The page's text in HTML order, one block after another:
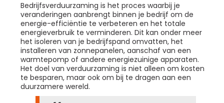
Bedrijfsverduurzaming is het proces waarbij je
veranderingen aanbrengt binnen je bedrijf om de
energie-efficiëntie te verbeteren en het totale
energieverbruik te verminderen. Dit kan onder meer
het isoleren van je bedrijfspand omvatten, het
installeren van zonnepanelen, aanschaf van een
warmtepomp of andere energiezuinige apparaten.
Het doel van verduurzaming is niet alleen om kosten
te besparen, maar ook om bij te dragen aan een
duurzamere wereld.